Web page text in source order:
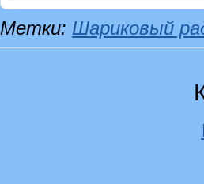
Метки: Шариковый